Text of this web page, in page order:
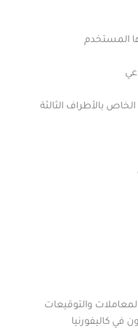
المستخدم
بالأطراف الثالثة
والتوقيعات
في كاليفورنيا